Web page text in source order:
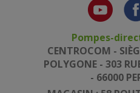
Pompes-
CENTROCOM -
POLYGONE - 303
- 66000